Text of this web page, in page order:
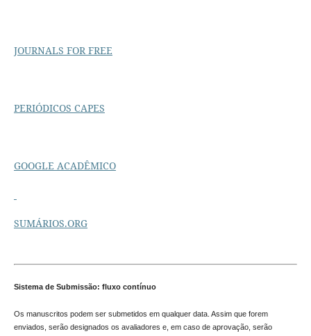
JOURNALS FOR FREE
PERIÓDICOS CAPES
GOOGLE ACADÊMICO
SUMÁRIOS.ORG
Sistema de Submissão: fluxo contínuo
Os manuscritos podem ser submetidos em qualquer data. Assim que forem
enviados, serão designados os avaliadores e, em caso de aprovação, serão